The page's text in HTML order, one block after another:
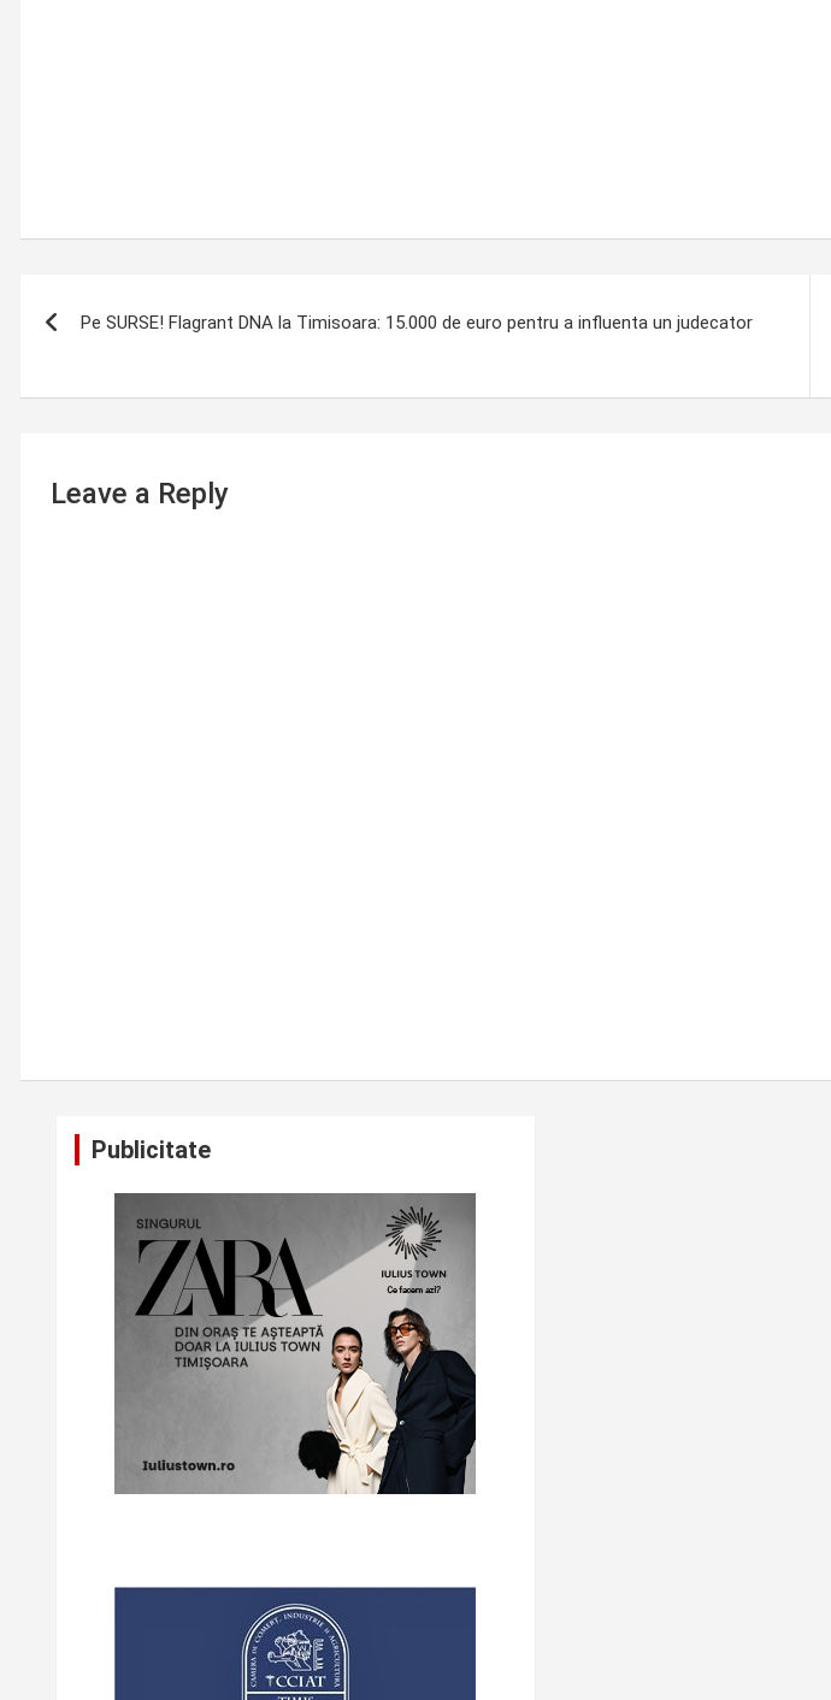
navigation
Pe SURSE! Flagrant DNA la Timisoara: 15.000 de euro pentru a influenta un judecator
Leave a Reply
Publicitate